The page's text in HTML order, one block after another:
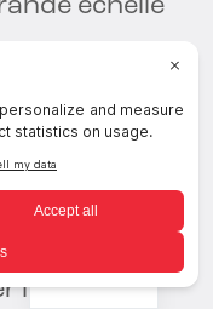
échelle
données
à la
ML
données
la
French